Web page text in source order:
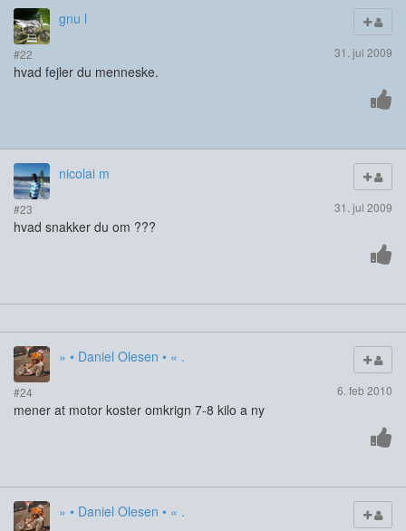
gnu l
#22 31. jul 2009
hvad fejler du menneske.
nicolai m
#23 31. jul 2009
hvad snakker du om ???
» • Daniel Olesen • « .
#24 6. feb 2010
mener at motor koster omkrign 7-8 kilo a ny
» • Daniel Olesen • « .